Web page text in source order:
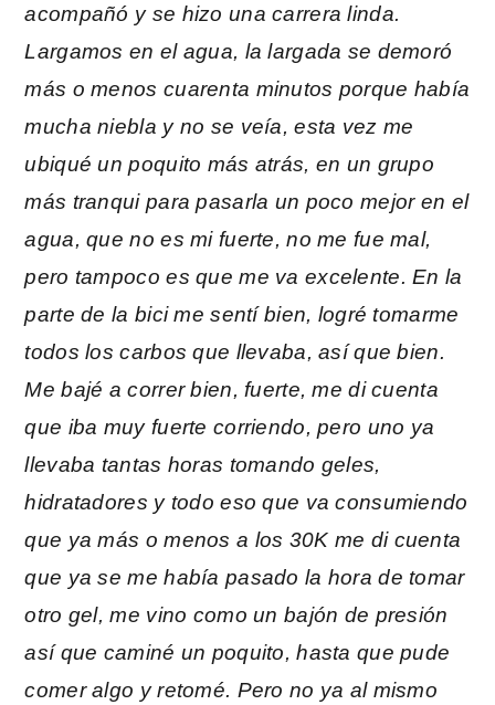
acompañó y se hizo una carrera linda.
Largamos en el agua, la largada se demoró
más o menos cuarenta minutos porque había
mucha niebla y no se veía, esta vez me
ubiqué un poquito más atrás, en un grupo
más tranqui para pasarla un poco mejor en el
agua, que no es mi fuerte, no me fue mal,
pero tampoco es que me va excelente. En la
parte de la bici me sentí bien, logré tomarme
todos los carbos que llevaba, así que bien.
Me bajé a correr bien, fuerte, me di cuenta
que iba muy fuerte corriendo, pero uno ya
llevaba tantas horas tomando geles,
hidratadores y todo eso que va consumiendo
que ya más o menos a los 30K me di cuenta
que ya se me había pasado la hora de tomar
otro gel, me vino como un bajón de presión
así que caminé un poquito, hasta que pude
comer algo y retomé. Pero no ya al mismo